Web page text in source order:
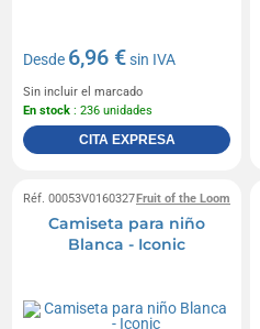
Desde 6,96 €sin IVA
Sin incluir el marcado
En stock : 236 unidades
CITA EXPRESA
Fruit of the Loom
Réf. 00053V0160327
Camiseta para niño
Blanca - Iconic